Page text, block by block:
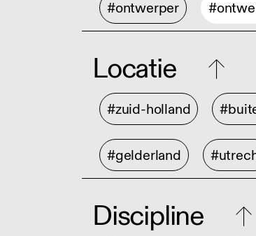
#ontwerper
Locatie
#zuid-holland
#gelderland
Discipline